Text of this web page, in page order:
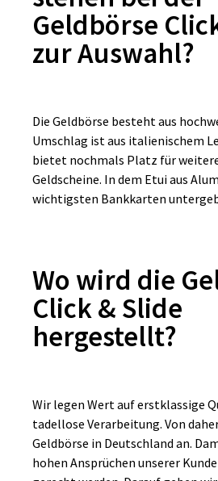
Geldbörse
zur Auswahl?
Die Geldbörse besteht aus
Umschlag ist aus italienischem
bietet nochmals Platz für
Geldscheine. In dem Etui aus
wichtigsten Bankkarten
Wo wird die
Click & Slide
hergestellt?
Wir legen Wert auf erstklassige
tadellose Verarbeitung. Von
Geldbörse in Deutschland an.
hohen Ansprüchen unserer